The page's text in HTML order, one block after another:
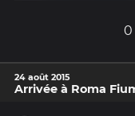
0
24 août 2015
Arrivée à Roma